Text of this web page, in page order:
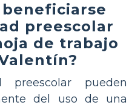
preescolar
de trabajo
pueden
del uso de una